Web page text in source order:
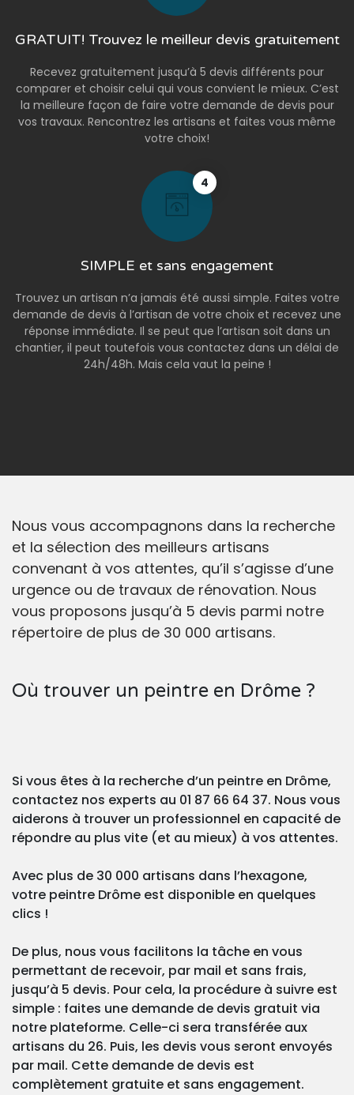
GRATUIT! Trouvez le meilleur devis gratuitement
Recevez gratuitement jusqu’à 5 devis différents pour
comparer et choisir celui qui vous convient le mieux. C’est
la meilleure façon de faire votre demande de devis pour
vos travaux. Rencontrez les artisans et faites vous même
votre choix!
4
SIMPLE et sans engagement
Trouvez un artisan n’a jamais été aussi simple. Faites votre
demande de devis à l’artisan de votre choix et recevez une
réponse immédiate. Il se peut que l’artisan soit dans un
chantier, il peut toutefois vous contactez dans un délai de
24h/48h. Mais cela vaut la peine !
Nous vous accompagnons dans la recherche
et la sélection des meilleurs artisans
convenant à vos attentes, qu’il s’agisse d’une
urgence ou de travaux de rénovation. Nous
vous proposons jusqu’à 5 devis parmi notre
répertoire de plus de 30 000 artisans.
Où trouver un peintre en Drôme ?
Si vous êtes à la recherche d’un peintre en Drôme,
contactez nos experts au 01 87 66 64 37. Nous vous
aiderons à trouver un professionnel en capacité de
répondre au plus vite (et au mieux) à vos attentes.
Avec plus de 30 000 artisans dans l’hexagone,
votre peintre Drôme est disponible en quelques
clics !
De plus, nous vous facilitons la tâche en vous
permettant de recevoir, par mail et sans frais,
jusqu’à 5 devis. Pour cela, la procédure à suivre est
simple : faites une demande de devis gratuit via
notre plateforme. Celle-ci sera transférée aux
artisans du 26. Puis, les devis vous seront envoyés
par mail. Cette demande de devis est
complètement gratuite et sans engagement.